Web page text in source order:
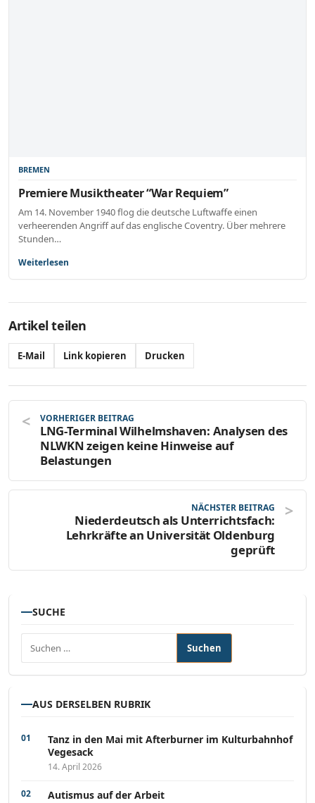
BREMEN
Premiere Musiktheater “War Requiem”
Am 14. November 1940 flog die deutsche Luftwaffe einen
verheerenden Angriff auf das englische Coventry. Über mehrere
Stunden…
Weiterlesen
Artikel teilen
E-Mail Link kopieren Drucken
VORHERIGER BEITRAG
LNG-Terminal Wilhelmshaven: Analysen des
NLWKN zeigen keine Hinweise auf
Belastungen
NÄCHSTER BEITRAG
Niederdeutsch als Unterrichtsfach:
Lehrkräfte an Universität Oldenburg
geprüft
SUCHE
Suchen nach:
AUS DERSELBEN RUBRIK
Tanz in den Mai mit Afterburner im Kulturbahnhof
Vegesack
14. April 2026
Autismus auf der Arbeit